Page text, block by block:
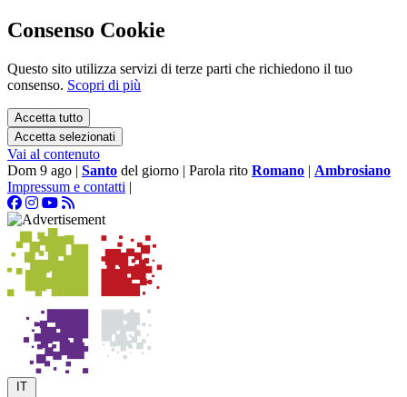
Consenso Cookie
Questo sito utilizza servizi di terze parti che richiedono il tuo
consenso. Scopri di più
Accetta tutto
Accetta selezionati
Vai al contenuto
Dom 9 ago | Santo del giorno | Parola rito Romano | Ambrosiano
Impressum e contatti |
IT